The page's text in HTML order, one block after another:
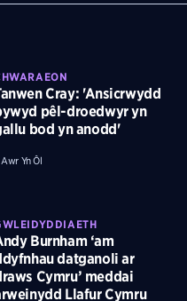
Cray: 'Ansicrwydd
pêl-droedwyr yn
bod yn anodd'
Yn Ôl
Burnham ‘am
datganoli ar
Cymru’ meddai
Llafur Cymru